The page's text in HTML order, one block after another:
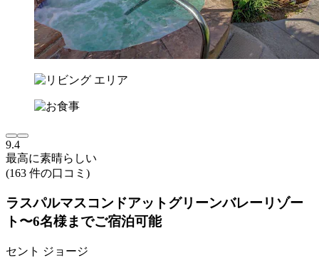
9.4
最高に素晴らしい
(163 件の口コミ)
ラスパルマスコンドアットグリーンバレーリゾー
ト〜6名様までご宿泊可能
セント ジョージ